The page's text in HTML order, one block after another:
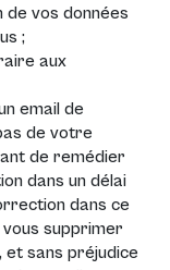
de vos données
;
aux
email de
de votre
de remédier
dans un délai
dans ce
supprimer
et sans préjudice